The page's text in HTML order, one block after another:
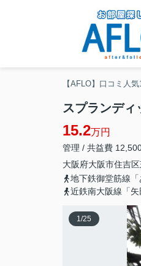
【AFLO】口コミ人
スプランディ
15.2万円
管理 / 共益費
大阪府大阪市住吉区
地下鉄御堂筋線
近鉄南大阪線「
1/25